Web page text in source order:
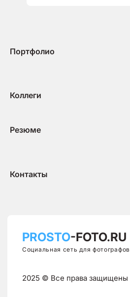
Портфолио
Коллеги
Резюме
Контакты
PROSTO-FOTO.RU
Социальная сеть для фотографов
2025 © Все права защищены